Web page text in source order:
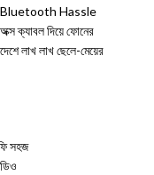
Hassle
ক্যাবল দিয়ে ফোনের
লাখ লাখ ছেলে-মেয়ের
সহজ